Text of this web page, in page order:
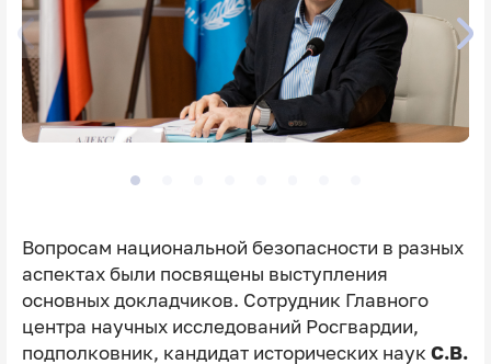
Вопросам национальной безопасности в разных
аспектах были посвящены выступления
основных докладчиков. Сотрудник Главного
центра научных исследований Росгвардии,
подполковник, кандидат исторических наук С.В.